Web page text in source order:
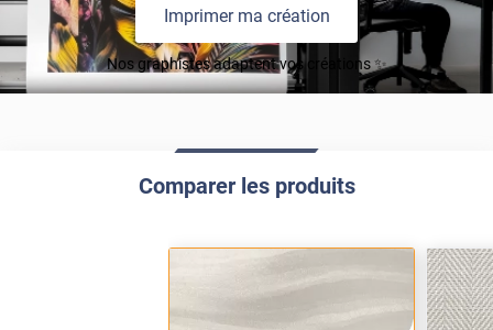
Imprimer ma création
Nos graphistes adaptent vos créations ✨
Comparer les produits